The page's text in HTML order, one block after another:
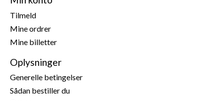
Tilmeld
Mine ordrer
Mine billetter
Oplysninger
Generelle betingelser
Sådan bestiller du